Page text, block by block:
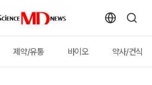
제약/유통 바이오 약사/건식